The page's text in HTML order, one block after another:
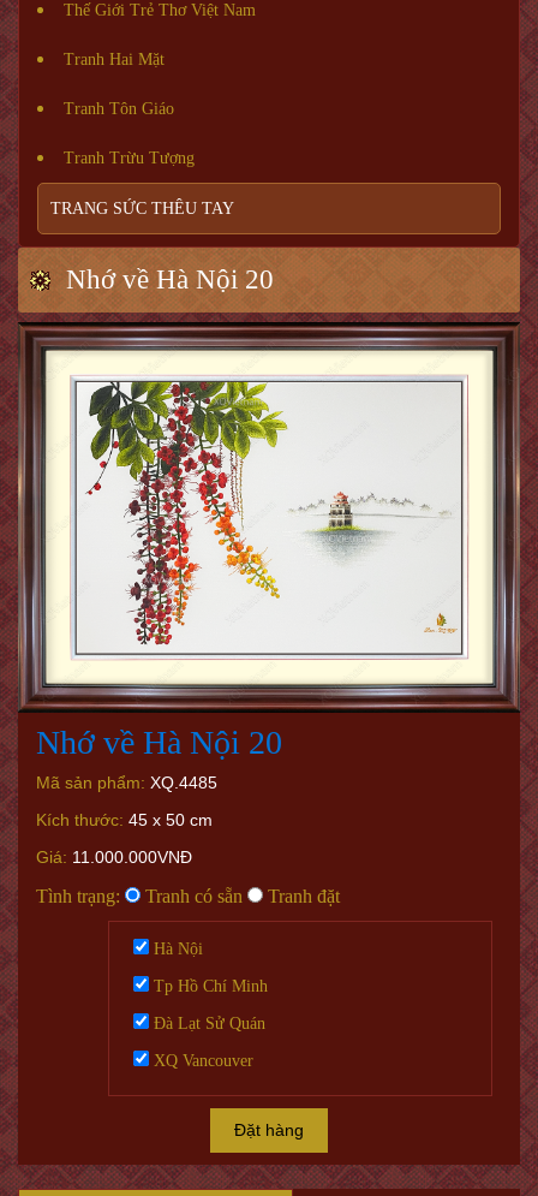
Thế Giới Trẻ Thơ Việt Nam
Tranh Hai Mặt
Tranh Tôn Giáo
Tranh Trừu Tượng
TRANG SỨC THÊU TAY
Nhớ về Hà Nội 20
Nhớ về Hà Nội 20
Mã sản phẩm: XQ.4485
Kích thước: 45 x 50 cm
Giá: 11.000.000VNĐ
Tình trạng: Tranh có sẵn Tranh đặt
Hà Nội
Tp Hồ Chí Minh
Đà Lạt Sử Quán
XQ Vancouver
Đặt hàng